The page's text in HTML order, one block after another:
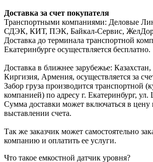
Доставка за счет покупателя
Транспортными компаниями: Деловые
СДЭК, КИТ, ПЭК, Байкал-Сервис,
Доставка до терминала транспортной
Екатеринбурге осуществляется бесплатно.
Доставка в ближнее зарубежье: Казахстан,
Киргизия, Армения, осуществляется за
Забор груза производится транспортной
компанией) по адресу г. Екатеринбург,
Сумма доставки может включаться в
выставлении счета.
Так же заказчик может самостоятельно
компанию и оплатить ее услуги.
Что такое емкостной датчик уровня?